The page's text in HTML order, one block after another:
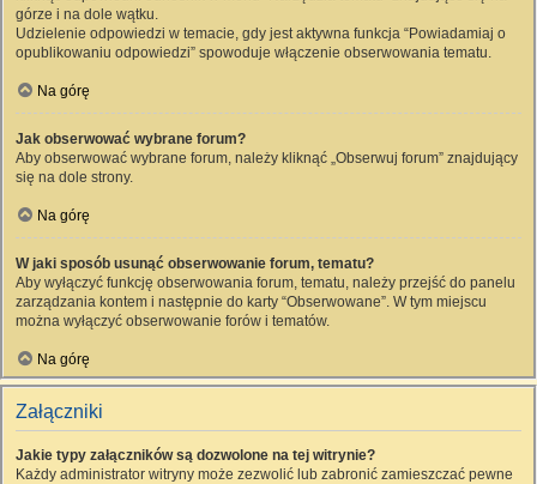
górze i na dole wątku.
Udzielenie odpowiedzi w temacie, gdy jest aktywna funkcja “Powiadamiaj o
opublikowaniu odpowiedzi” spowoduje włączenie obserwowania tematu.
Na górę
Jak obserwować wybrane forum?
Aby obserwować wybrane forum, należy kliknąć „Obserwuj forum” znajdujący
się na dole strony.
Na górę
W jaki sposób usunąć obserwowanie forum, tematu?
Aby wyłączyć funkcję obserwowania forum, tematu, należy przejść do panelu
zarządzania kontem i następnie do karty “Obserwowane”. W tym miejscu
można wyłączyć obserwowanie forów i tematów.
Na górę
Załączniki
Jakie typy załączników są dozwolone na tej witrynie?
Każdy administrator witryny może zezwolić lub zabronić zamieszczać pewne